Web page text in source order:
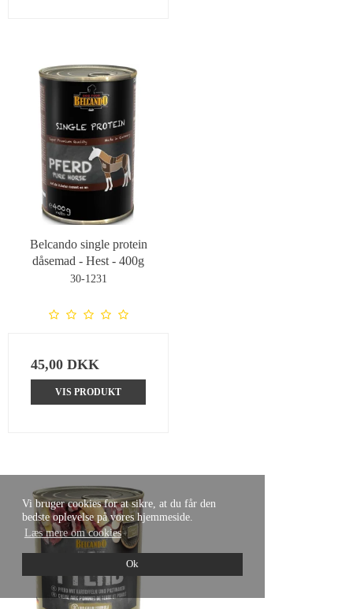
Vi bruger cookies for at sikre, at du får den
bedste oplevelse på vores hjemmeside.
Læs mere om cookies
Ok
Belcando single protein
dåsemad - Hest - 400g
30-1231
45,00 DKK
VIS PRODUKT